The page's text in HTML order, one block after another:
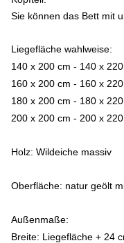
Sie können das Bett mit
Liegefläche wahlweise:
140 x 200 cm - 140 x
160 x 200 cm - 160 x
180 x 200 cm - 180 x
200 x 200 cm - 200 x
Holz: Wildeiche massiv
Oberfläche: natur geölt
Außenmaße:
Breite: Liegefläche + 24